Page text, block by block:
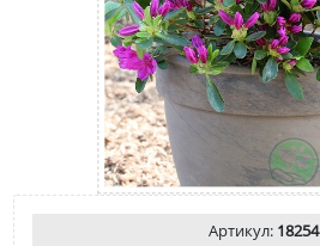
Артикул: 18254